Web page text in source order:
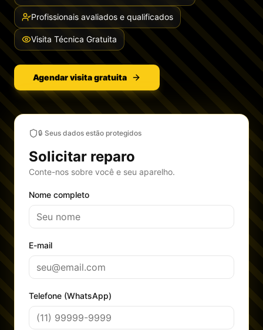
Profissionais avaliados e qualificados
Visita Técnica Gratuita
Agendar visita gratuita
🔒 Seus dados estão protegidos
Solicitar reparo
Conte-nos sobre você e seu aparelho.
Nome completo
E-mail
Telefone (WhatsApp)